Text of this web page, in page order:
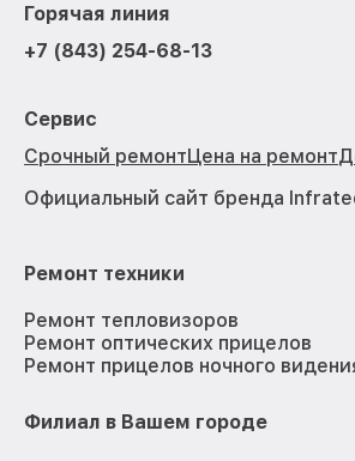
Горячая линия
+7 (843) 254-68-13
Сервис
Срочный ремонтЦена на ремонт
Официальный сайт бренда
Ремонт техники
Ремонт тепловизоров
Ремонт оптических прицелов
Ремонт прицелов ночного
Филиал в Вашем городе